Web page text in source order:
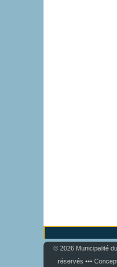
© 2026 Municipalité
réservés •••